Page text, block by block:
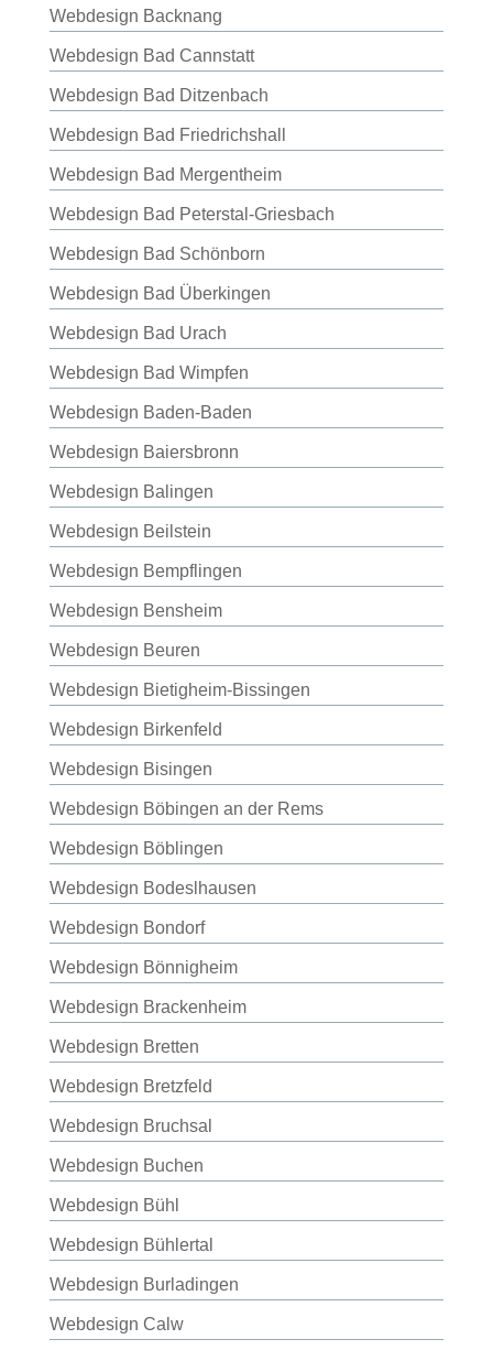
Webdesign Backnang
Webdesign Bad Cannstatt
Webdesign Bad Ditzenbach
Webdesign Bad Friedrichshall
Webdesign Bad Mergentheim
Webdesign Bad Peterstal-Griesbach
Webdesign Bad Schönborn
Webdesign Bad Überkingen
Webdesign Bad Urach
Webdesign Bad Wimpfen
Webdesign Baden-Baden
Webdesign Baiersbronn
Webdesign Balingen
Webdesign Beilstein
Webdesign Bempflingen
Webdesign Bensheim
Webdesign Beuren
Webdesign Bietigheim-Bissingen
Webdesign Birkenfeld
Webdesign Bisingen
Webdesign Böbingen an der Rems
Webdesign Böblingen
Webdesign Bodeslhausen
Webdesign Bondorf
Webdesign Bönnigheim
Webdesign Brackenheim
Webdesign Bretten
Webdesign Bretzfeld
Webdesign Bruchsal
Webdesign Buchen
Webdesign Bühl
Webdesign Bühlertal
Webdesign Burladingen
Webdesign Calw